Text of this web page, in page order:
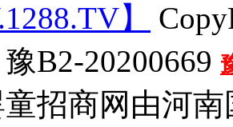
】
B2-20200669
招商网由河